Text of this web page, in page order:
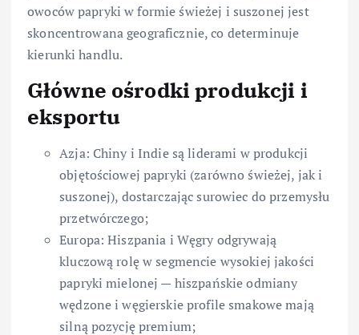
owoców papryki w formie świeżej i suszonej jest
skoncentrowana geograficznie, co determinuje
kierunki handlu.
Główne ośrodki produkcji i
eksportu
Azja: Chiny i Indie są liderami w produkcji
objętościowej papryki (zarówno świeżej, jak i
suszonej), dostarczając surowiec do przemysłu
przetwórczego;
Europa: Hiszpania i Węgry odgrywają
kluczową rolę w segmencie wysokiej jakości
papryki mielonej — hiszpańskie odmiany
wędzone i węgierskie profile smakowe mają
silną pozycję premium;